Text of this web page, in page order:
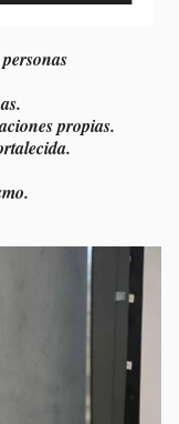
Crecimiento
propias.